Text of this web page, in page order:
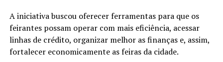
A iniciativa buscou oferecer ferramentas para que os
feirantes possam operar com mais eficiência, acessar
linhas de crédito, organizar melhor as finanças e, assim,
fortalecer economicamente as feiras da cidade.